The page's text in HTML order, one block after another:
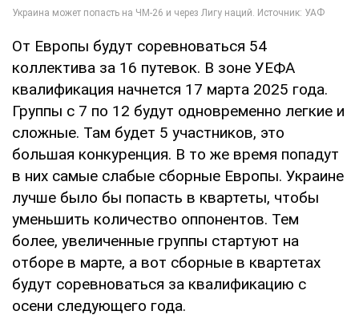
От Европы будут соревноваться 54
коллектива за 16 путевок. В зоне УЕФА
квалификация начнется 17 марта 2025 года.
Группы с 7 по 12 будут одновременно легкие и
сложные. Там будет 5 участников, это
большая конкуренция. В то же время попадут
в них самые слабые сборные Европы. Украине
лучше было бы попасть в квартеты, чтобы
уменьшить количество оппонентов. Тем
более, увеличенные группы стартуют на
отборе в марте, а вот сборные в квартетах
будут соревноваться за квалификацию с
осени следующего года.